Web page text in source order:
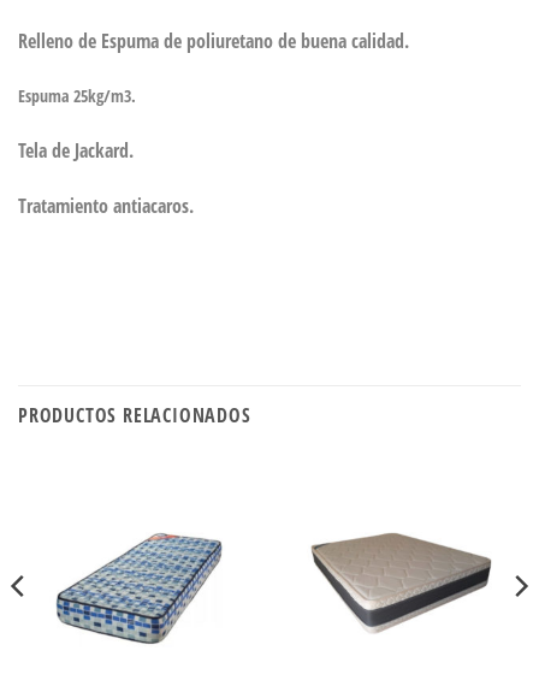
Relleno de Espuma de poliuretano de buena calidad.
Espuma 25kg/m3.
Tela de Jackard.
Tratamiento antiacaros.
PRODUCTOS RELACIONADOS